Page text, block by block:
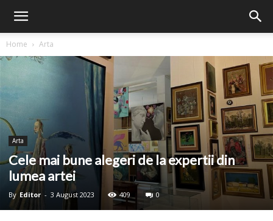
Home Arta
Arta
Cele mai bune alegeri de la expertii din
lumea artei
By Editor - 3 August 2023 409 0